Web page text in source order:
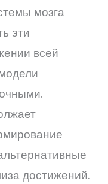
мозга
эти
всей
достижений.